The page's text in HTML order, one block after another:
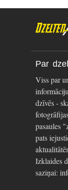
Par
Viss par
dzīvēs -
pasaules
pats
Izklaides
saziņai: